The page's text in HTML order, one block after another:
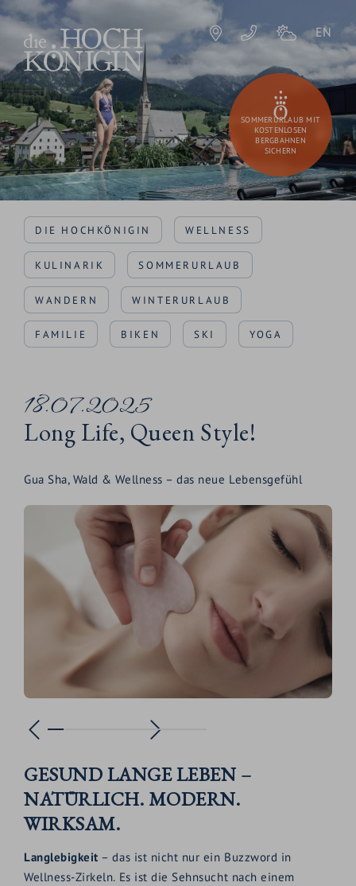
EN
SOMMERURLAUB MIT
KOSTENLOSEN
BERGBAHNEN
SICHERN
DIE HOCHKÖNIGIN WELLNESS
KULINARIK SOMMERURLAUB
WANDERN WINTERURLAUB
FAMILIE BIKEN SKI YOGA
18.07.2025
Long Life, Queen Style!
Gua Sha, Wald & Wellness – das neue Lebensgefühl
GESUND LANGE LEBEN –
NATÜRLICH. MODERN.
WIRKSAM.
Langlebigkeit – das ist nicht nur ein Buzzword in
Wellness-Zirkeln. Es ist die Sehnsucht nach einem